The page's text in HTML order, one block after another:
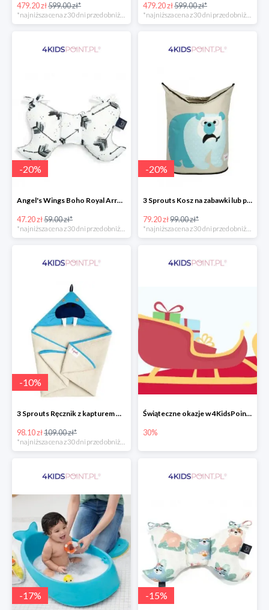
479.20 zł599.00 zł*
*najniższa cena z 30 dni przed obniżką
479.20 zł599.00 zł*
*najniższa cena z 30 dni przed obniżką
-20%
Angel's Wings Boho Royal Arrows Grey La Millou -20%
47.20 zł59.00 zł*
-20%
3 Sprouts Kosz na zabawki lub pranie Miś Polarny -20%
79.20 zł99.00 zł*
-10%
3 Sprouts Ręcznik z kapturem Mors -10%
98.10 zł109.00 zł*
Świąteczne okazje w 4KidsPoint do -30%
30%
-17% -15%